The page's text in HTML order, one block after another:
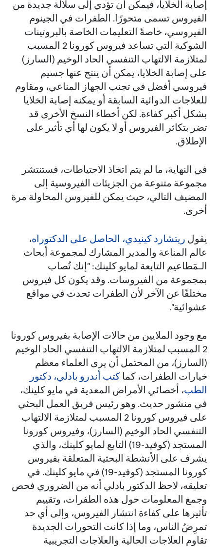
إصابة الخلايا، فيمكن أن تؤدي إلى سلالة جديدة من
الفيروس تسمى متحورًا. الطفرات في الجينوم
الفيروسي، خاصةً التعليمات الخاصة بالبروتينات
الشوكية التي تساعد فيروس كورونا 2 المسبب
لمتلازمة الالتهاب التنفسي الحاد الوخيم (السارز)
على إصابة الخلايا، يمكن أن ينتج عنها جسيم
فيروسي أفضل في تجنب الجهاز المناعي، ومقاوم
للعلاجات الدوائية السابقة أو يمكنه إصابة الخلايا
بشكل أكبر كفاءة. لكن أخطاء النسخ الأخرى قد
تضر بتكاثر الفيروس أو لا يكون لها أي تأثير على
الإطلاق.
في النهاية، ما لم يتم اتخاذ الاحتياطات، فستنتشر
مجموعة متنوعة من الجزيئات الفيروسية إلى
المضيف التالي، حيث يمكن للفيروس المحاولة مرة
أخرى.
يقول ريتشارد كينيدي، الحاصل على الدكتوراه،
عالم المناعة والمدير المشارك لمجموعة أبحاث
الـمَطاعيم التابعة لمايو كلينك: "إنك تُصاب
بمجموعة من الفيروسات. وقد يكون كل فيروس
مختلفًا عن الآخر لأن الطفرات تحدث في مواقع
عشوائية".
مع وجود الملايين من حالات الإصابة بفيروس كورونا
2 المسبب لمتلازمة الالتهاب التنفسي الحاد الوخيم
(السارز)، من المحتمل أن يرى العلماء معظم
خيارات الطفرات، كما كتب أندرو بادلي، دكتور
الطب، أخصائي الأمراض المعدية في مايو كلينك،
في منشور حديث. وهو رئيس فريق العمل البحثي
على فيروس كورونا 2 المسبب لمتلازمة الالتهاب
التنفسي الحاد الوخيم (السارز)، وفيروس كورونا
المستجد (كوفيد-19) التابع لمايو كلينك، والذي
يشرف على الأنشطة البحثية المتعلقة بفيروس
كورونا المستجد (كوفيد-19) في مايو كلينك. في
تعليقه، لاحظ الدكتور بادلي أنه من الضروري فحص
وجمع المعلومات حول هذه الطفرات، وتقييم
تأثيرها على كفاءة انتشار الفيروس، وإلى أي حد
تمرِضُ الناس، وما إذا كانت التحورات الجديدة
تقاوم العلاجات الحالية والعلاجات التجريبية